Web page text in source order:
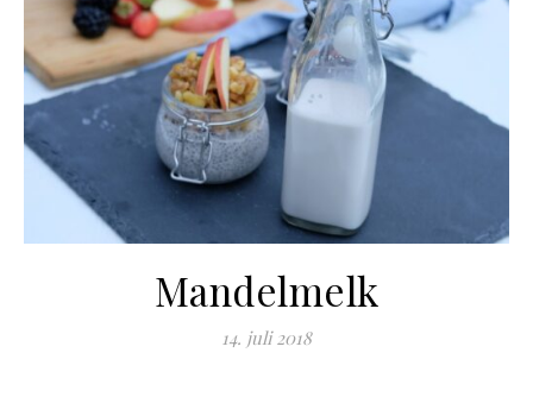
Mandelmelk
14. juli 2018